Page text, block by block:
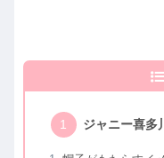
ジャニー喜多